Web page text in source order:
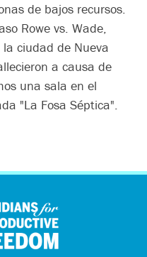
de bajos recursos.
Rowe vs. Wade,
ciudad de Nueva
a causa de
una sala en el
"La Fosa Séptica".
اردو